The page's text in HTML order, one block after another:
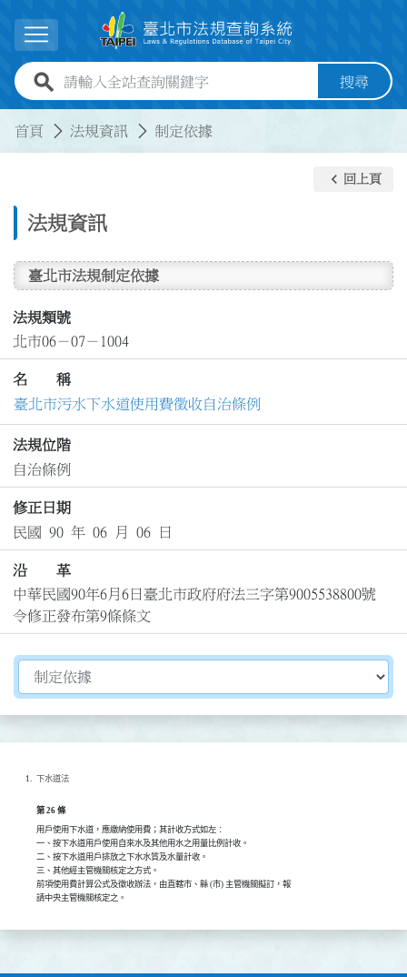
展開選單
全站查詢關鍵字欄位 搜尋
首頁 法規資訊 制定依據
法規資訊
keyboard_arrow_left 回上頁
臺北市法規制定依據
法規類號
北市06－07－1004
名 稱
臺北市污水下水道使用費徵收自治條例
法規位階
自治條例
修正日期
民國 90 年 06 月 06 日
沿 革
中華民國90年6月6日臺北市政府府法三字第9005538800號
令修正發布第9條條文
切換選擇法規資訊內容
下水道法
第 26 條
用戶使用下水道，應繳納使用費；其計收方式如左︰
一、按下水道用戶使用自來水及其他用水之用量比例計收。
二、按下水道用戶排放之下水水質及水量計收。
三、其他經主管機關核定之方式。
前項使用費計算公式及徵收辦法，由直轄市、縣 (市) 主管機關擬訂，報